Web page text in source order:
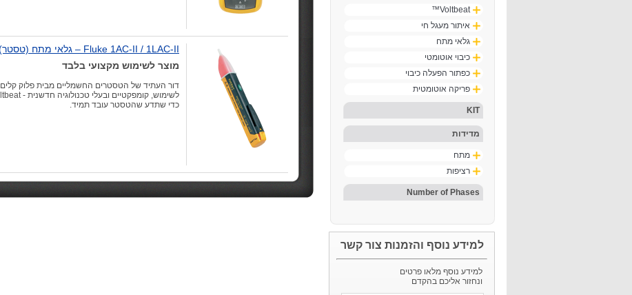
Voltbeat™
איתור מעגל חי
גלאי מתח
כיבוי אוטומטי
כפתור הפעלה כיבוי
פריקה אוטומטית
KIT
מדידות
מתח
רציפות
Number of Phases
למידע נוסף והזמנות צור קשר
למידע נוסף מלאו פרטים
ונחזור אליכם בהקדם
Fluke 1AC-II / 1LAC-II – גלאי מתח (טסטר)
מוצר לשימוש מקצועי בלבד
דור העתיד של הטסטרים החשמליים מבית פלוק קלים
כדי שתדע שהטסטר עובד תמיד.